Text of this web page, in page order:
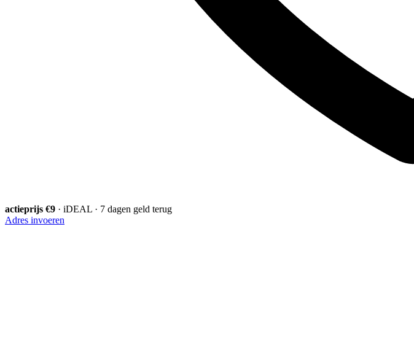
actieprijs €9 · iDEAL · 7 dagen geld terug
Adres invoeren